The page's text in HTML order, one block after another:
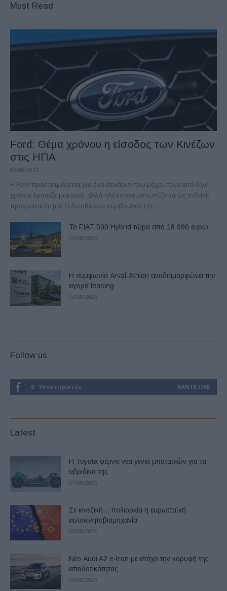
Must Read
Ford: Θέμα χρόνου η είσοδος των Κινέζων
στις ΗΠΑ
03/08/2026
Η Ford προετοιμάζεται για ένα σενάριο που μέχρι πριν από λίγα
χρόνια έμοιαζε μακρινό, αλλά πλέον αντιμετωπίζεται ως πιθανή
πραγματικότητα. Ο διευθύνων σύμβουλος της...
Το FIAT 500 Hybrid τώρα από 18.990 ευρώ
04/08/2026
Η συμφωνία Arval-Athlon αναδιαμορφώνει την
αγορά leasing
03/08/2026
Follow us
0 Υποστηρικτές ΚΆΝΤΕ LIKE
Latest
Η Toyota φέρνει νέα γενιά μπαταριών για τα
υβριδικά της
07/08/2026
Σε κινεζική… πολιορκία η ευρωπαϊκή
αυτοκινητοβιομηχανία
06/08/2026
Νέο Audi A2 e-tron με στόχο την κορυφή της
αποδοτικότητας
05/08/2026